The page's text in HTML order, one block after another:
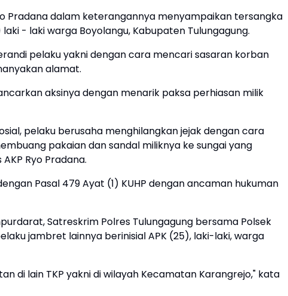
Pradana dalam keterangannya menyampaikan tersangka
- laki warga Boyolangu, Kabupaten Tulungagung.
pelaku yakni dengan cara mencari sasaran korban
alamat.
aksinya dengan menarik paksa perhiasan milik
pelaku berusaha menghilangkan jejak dengan cara
pakaian dan sandal miliknya ke sungai yang
Ryo Pradana.
Pasal 479 Ayat (1) KUHP dengan ancaman hukuman
Satreskrim Polres Tulungagung bersama Polsek
jambret lainnya berinisial APK (25), laki-laki, warga
di lain TKP yakni di wilayah Kecamatan Karangrejo," kata